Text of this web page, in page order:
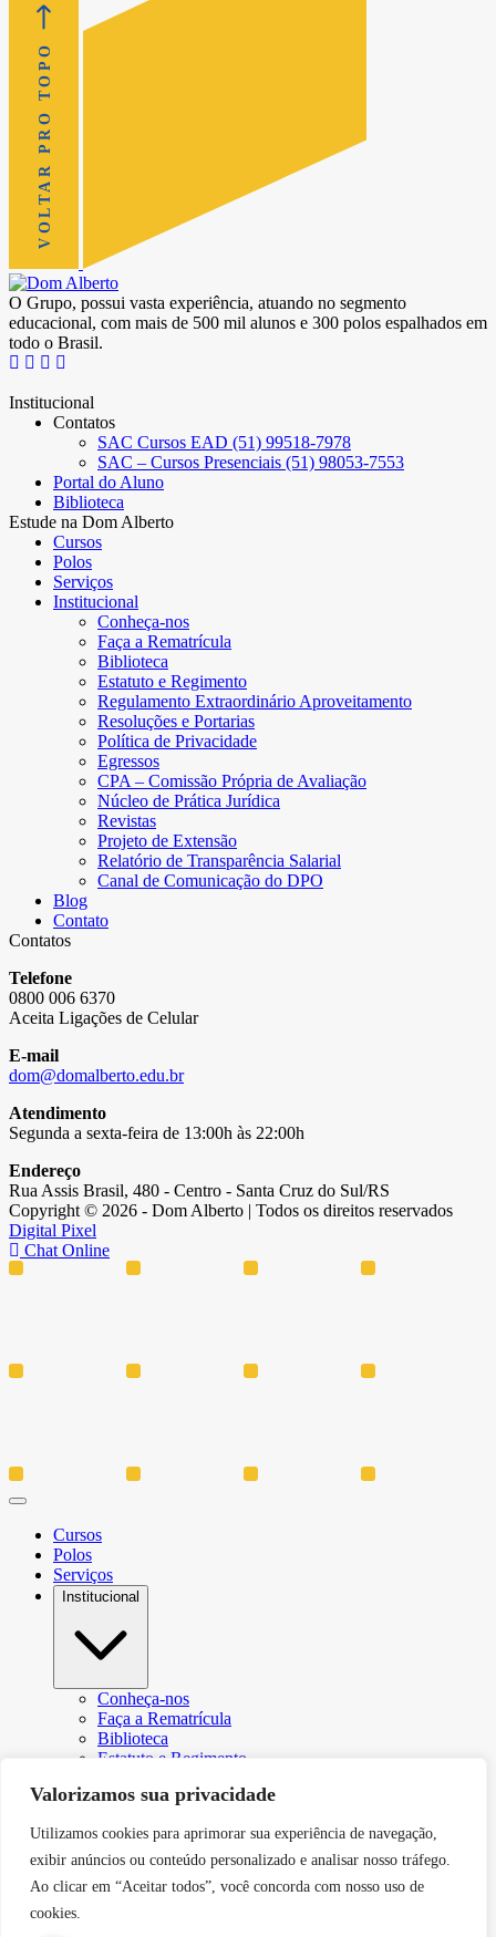
Valorizamos sua privacidade
Utilizamos cookies para aprimorar sua experiência de navegação,
exibir anúncios ou conteúdo personalizado e analisar nosso tráfego.
Ao clicar em “Aceitar todos”, você concorda com nosso uso de
cookies.
VOLTAR PRO TOPO
O Grupo, possui vasta experiência, atuando no segmento
educacional, com mais de 500 mil alunos e 300 polos espalhados em
todo o Brasil.
Institucional
Contatos
SAC Cursos EAD (51) 99518-7978
SAC – Cursos Presenciais (51) 98053-7553
Portal do Aluno
Biblioteca
Estude na Dom Alberto
Cursos
Polos
Serviços
Institucional
Conheça-nos
Faça a Rematrícula
Biblioteca
Estatuto e Regimento
Regulamento Extraordinário Aproveitamento
Resoluções e Portarias
Política de Privacidade
Egressos
CPA – Comissão Própria de Avaliação
Núcleo de Prática Jurídica
Revistas
Projeto de Extensão
Relatório de Transparência Salarial
Canal de Comunicação do DPO
Blog
Contato
Contatos
Telefone
0800 006 6370
Aceita Ligações de Celular
E-mail
dom@domalberto.edu.br
Atendimento
Segunda a sexta-feira de 13:00h às 22:00h
Endereço
Rua Assis Brasil, 480 - Centro - Santa Cruz do Sul/RS
Copyright © 2026 - Dom Alberto | Todos os direitos reservados
Digital Pixel
Chat Online
Cursos
Polos
Serviços
Institucional
Conheça-nos
Faça a Rematrícula
Biblioteca
Estatuto e Regimento
Resoluções e Portarias
Egressos
CPA – Comissão Própria de Avaliação
Núcleo de Prática Jurídica
Revistas